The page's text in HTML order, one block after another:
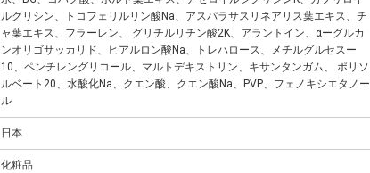
ルグリシン、トコフェリルリン酸Na、アスパラサスリネアリス葉エキス、チ
ャ葉エキス、フラーレン、 グリチルリチン酸2K、アラントイン、αーグルカ
ンオリゴサッカリド、ヒアルロン酸Na、トレハロース、メチルグルセスー
10、ペンチレングリコール、マルトデキストリン、キサンタンガム、 ポリソ
ルベート20、水酸化Na、クエン酸、クエン酸Na、PVP、フェノキシエタノー
ル
日本
化粧品